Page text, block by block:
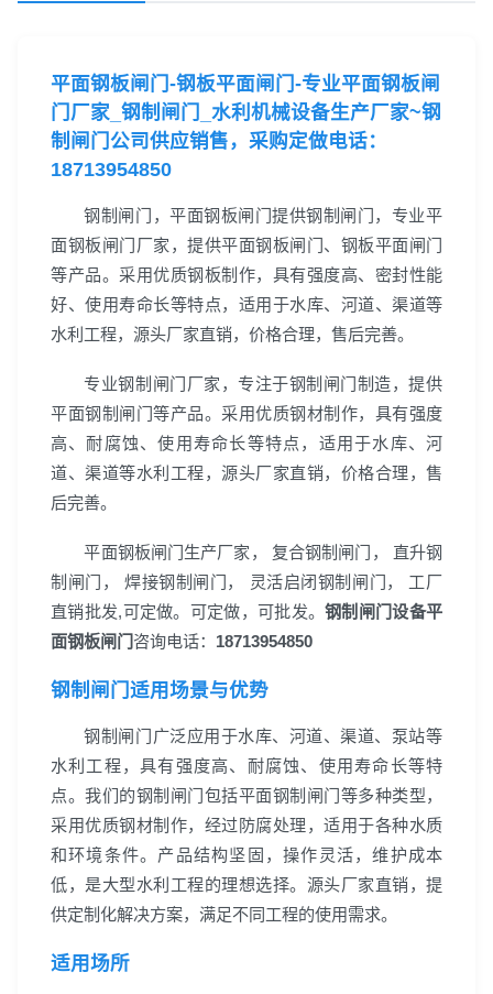
平面钢板闸门-钢板平面闸门-专业平面钢板闸
门厂家_钢制闸门_水利机械设备生产厂家~钢
制闸门公司供应销售， 采购定做电话：
18713954850
钢制闸门，平面钢板闸门提供钢制闸门，专业平
面钢板闸门厂家，提供平面钢板闸门、钢板平面闸门
等产品。采用优质钢板制作，具有强度高、密封性能
好、使用寿命长等特点，适用于水库、河道、渠道等
水利工程，源头厂家直销，价格合理，售后完善。
专业钢制闸门厂家，专注于钢制闸门制造，提供
平面钢制闸门等产品。采用优质钢材制作，具有强度
高、耐腐蚀、使用寿命长等特点，适用于水库、河
道、渠道等水利工程，源头厂家直销，价格合理，售
后完善。
平面钢板闸门生产厂家， 复合钢制闸门， 直升钢
制闸门， 焊接钢制闸门， 灵活启闭钢制闸门， 工厂
直销批发,可定做。可定做，可批发。钢制闸门设备平
面钢板闸门咨询电话： 18713954850
钢制闸门适用场景与优势
钢制闸门广泛应用于水库、河道、渠道、泵站等
水利工程，具有强度高、耐腐蚀、使用寿命长等特
点。我们的钢制闸门包括平面钢制闸门等多种类型，
采用优质钢材制作，经过防腐处理，适用于各种水质
和环境条件。产品结构坚固，操作灵活，维护成本
低，是大型水利工程的理想选择。源头厂家直销，提
供定制化解决方案，满足不同工程的使用需求。
适用场所